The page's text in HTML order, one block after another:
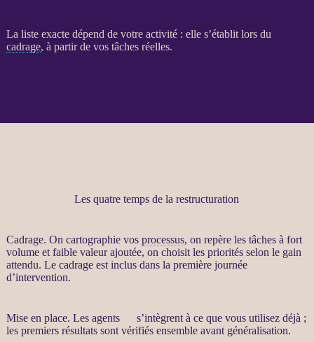
La liste exacte dépend de votre activité : elle s’établit lors du
cadrage, à partir de vos tâches réelles.
Les quatre temps de la restructuration
Cadrage. On cartographie vos processus, on repère les tâches à fort
volume et faible valeur ajoutée, on choisit les priorités selon le gain
attendu. Le cadrageest inclus dans la première journée
d’intervention.
Mise en place. Les agents
s’intègrent à ce que vous utilisez déjà ;
les premiers résultats sont vérifiés ensemble avant généralisation.